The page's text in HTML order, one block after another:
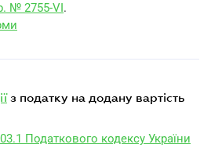
№ 2755-VI.
з податку на додану вартість
Податкового кодексу України